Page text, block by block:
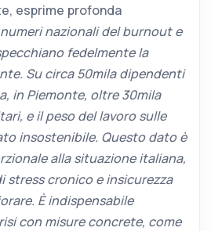
esprime profonda
nazionali del burnout e
fedelmente la
Su circa 50mila dipendenti
in Piemonte, oltre 30mila
e il peso del lavoro sulle
insostenibile. Questo dato è
alla situazione italiana,
stress cronico e insicurezza
È indispensabile
con misure concrete, come